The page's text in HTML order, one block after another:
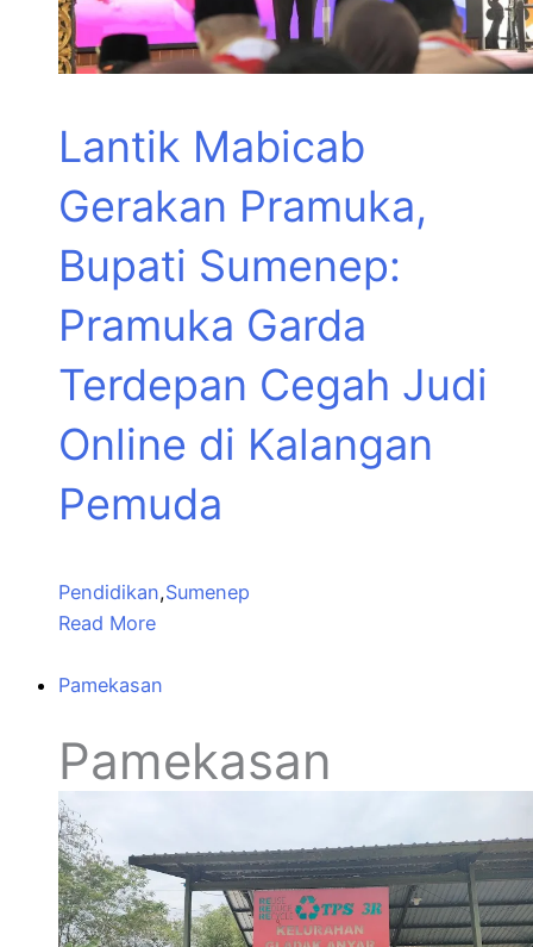
Lantik Mabicab
Gerakan Pramuka,
Bupati Sumenep:
Pramuka Garda
Terdepan Cegah Judi
Online di Kalangan
Pemuda
Pendidikan,Sumenep
Read More
Pamekasan
Pamekasan